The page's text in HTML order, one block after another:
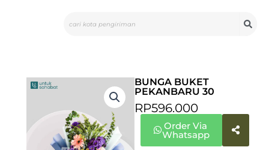
BUNGA BUKET
PEKANBARU 30
RP596.000
Order Via
Whatsapp